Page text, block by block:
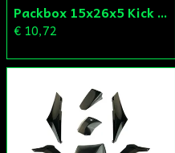
Packbox 15x26x5 Kick Aprilia/Derbi/Gilera (original)
€ 10,72